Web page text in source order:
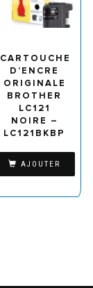
CARTOUCHE
D’ENCRE
ORIGINALE
BROTHER
LC121
NOIRE –
LC121BKBP
AJOUTER